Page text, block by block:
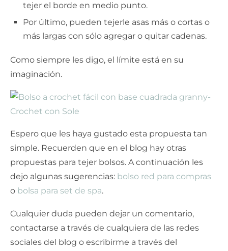
tejer el borde en medio punto.
Por último, pueden tejerle asas más o cortas o
más largas con sólo agregar o quitar cadenas.
Como siempre les digo, el límite está en su
imaginación.
Espero que les haya gustado esta propuesta tan
simple. Recuerden que en el blog hay otras
propuestas para tejer bolsos. A continuación les
dejo algunas sugerencias: bolso red para compras
o bolsa para set de spa.
Cualquier duda pueden dejar un comentario,
contactarse a través de cualquiera de las redes
sociales del blog o escribirme a través del